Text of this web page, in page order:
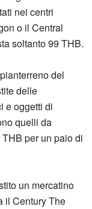
nei centri
o il Central
soltanto 99 THB.
del
delle
e oggetti di
quelli da
per un paio di
un mercatino
il Century The